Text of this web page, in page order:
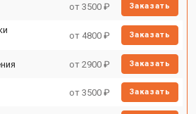
от 3500 ₽ Заказать
от 4800 ₽ Заказать
от 2900 ₽ Заказать
от 3500 ₽ Заказать